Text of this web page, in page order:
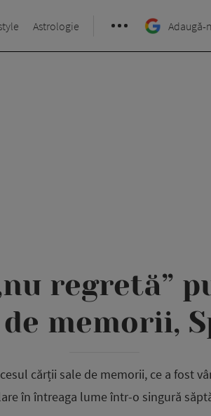
Astrologie Adaugă-
regretă”
memorii,
cărții sale de memorii, ce a fost
în întreaga lume într-o singură